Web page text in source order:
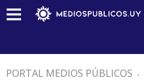
PORTAL MEDIOS PÚBLICOS .